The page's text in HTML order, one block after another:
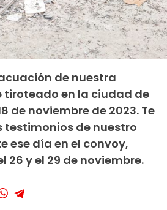
de nuestra
tiroteado en la ciudad de
de noviembre de 2023. Te
de nuestro
ese día en el convoy,
26 y el 29 de noviembre.